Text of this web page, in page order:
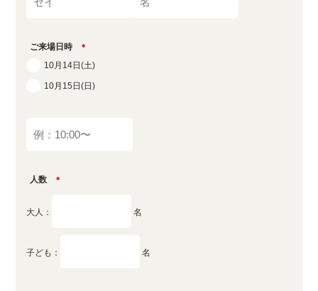
ご来場日時 ＊
10月14日(土)
10月15日(日)
人数 ＊
大人： 名
子ども： 名